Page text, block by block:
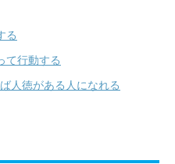
る
て行動する
人徳がある人になれる